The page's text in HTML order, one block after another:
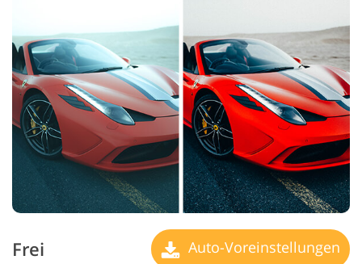
Frei Auto-Voreinstellungen